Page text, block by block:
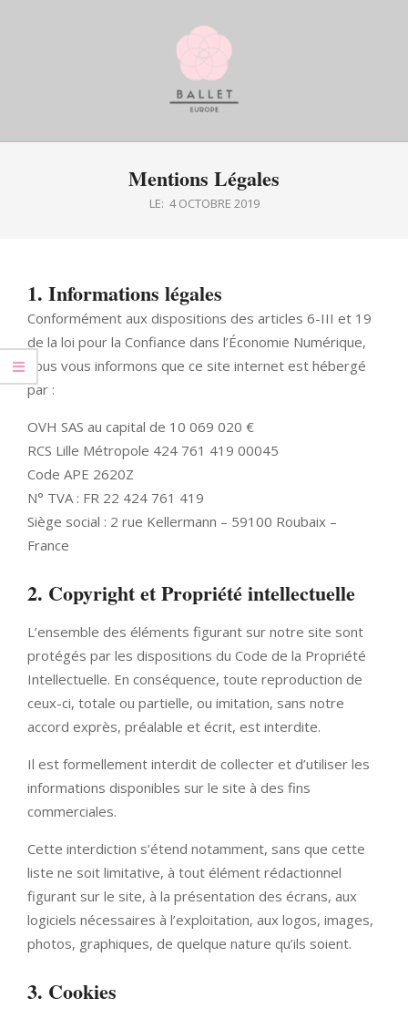
BALLETDEUROPE
Mentions Légales
LE: 4 OCTOBRE 2019
1. Informations légales
Conformément aux dispositions des articles 6-III et 19
de la loi pour la Confiance dans l’Économie Numérique,
nous vous informons que ce site internet est hébergé
par :
OVH SAS au capital de 10 069 020 €
RCS Lille Métropole 424 761 419 00045
Code APE 2620Z
N° TVA : FR 22 424 761 419
Siège social : 2 rue Kellermann – 59100 Roubaix –
France
2. Copyright et Propriété intellectuelle
L’ensemble des éléments figurant sur notre site sont
protégés par les dispositions du Code de la Propriété
Intellectuelle. En conséquence, toute reproduction de
ceux-ci, totale ou partielle, ou imitation, sans notre
accord exprès, préalable et écrit, est interdite.
Il est formellement interdit de collecter et d’utiliser les
informations disponibles sur le site à des fins
commerciales.
Cette interdiction s’étend notamment, sans que cette
liste ne soit limitative, à tout élément rédactionnel
figurant sur le site, à la présentation des écrans, aux
logiciels nécessaires à l’exploitation, aux logos, images,
photos, graphiques, de quelque nature qu’ils soient.
3. Cookies